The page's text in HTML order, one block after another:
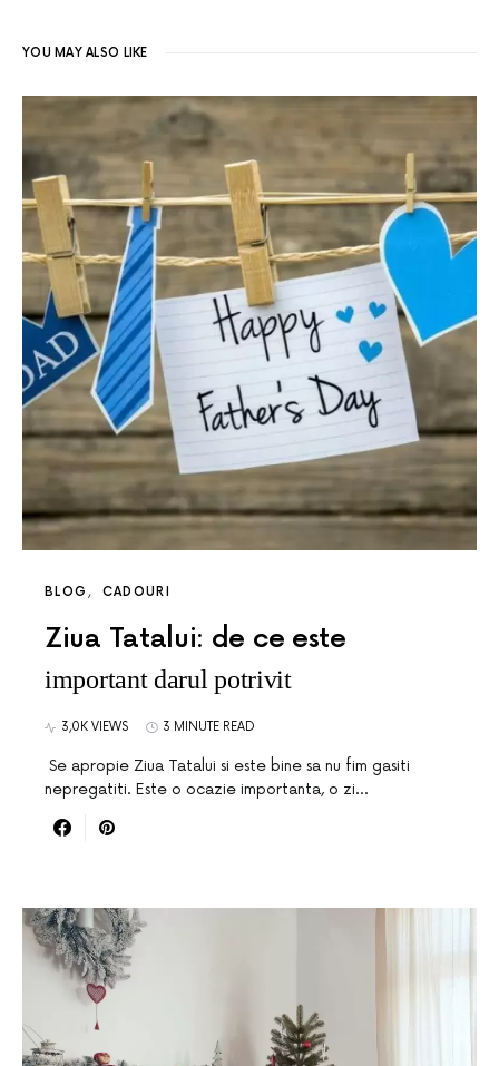
YOU MAY ALSO LIKE
BLOG CADOURI
Ziua Tatalui: de ce este
important darul potrivit
3,0K VIEWS 3 MINUTE READ
Se apropie Ziua Tatalui si este bine sa nu fim gasiti
nepregatiti. Este o ocazie importanta, o zi…